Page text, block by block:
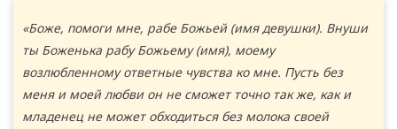
«Боже, помоги мне, рабе Божьей (имя девушки). Внуши
ты Боженька рабу Божьему (имя), моему
возлюбленному ответные чувства ко мне. Пусть без
меня и моей любви он не сможет точно так же, как и
младенец не может обходиться без молока своей